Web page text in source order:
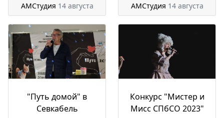
АМСтудия 14 августа АМСтудия 14 августа
"Путь домой" в
Севкабель
Конкурс "Мистер и
Мисс СПбСО 2023"